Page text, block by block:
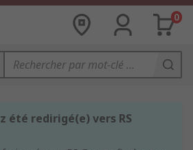
0
été redirigé(e) vers RS